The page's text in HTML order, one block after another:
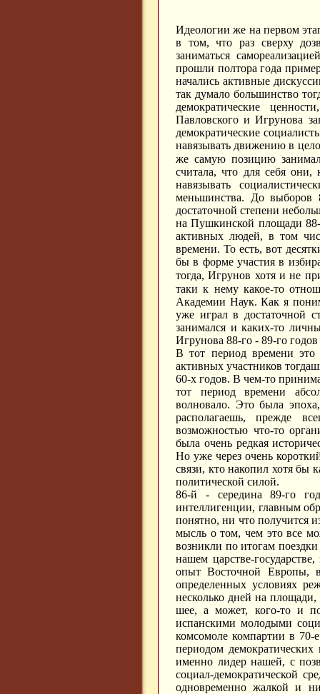
Идеологии же на первом
в том, что раз сверху
заниматься
прошли полтора года
начались активные
так думало большинство
демократические
Павловского и Игрунова
демократические
навязывать движению в
же самую позицию
считала, что для себя
навязывать
меньшинства. До выборов
достаточной степени
на Пушкинской площади 88-
активных людей, в том
времени. То есть, вот
бы в форме участия в
тогда, Игрунов хотя и не
таки к нему какое-то
Академии Наук. Как я
уже играл в достаточной
занимался и каких-то
Игрунова 88-го - 89-го
В тот период времени
активных участников
60-х годов. В чем-то
тот период времени
волновало. Это была
располагаешь, прежде
возможностью что-то
была очень редкая
Но уже через очень
связи, кто накопил хотя бы
политической силой.
86-й - середина 89-го
интеллигенции, главным
понятно, ни что получится
мысль о том, чем это все
возникли по итогам
нашем царстве-
опыт Восточной Европы,
определенных условиях
несколько дней на
шее, а может, кого-то и
испанскими молодыми
комсомоле компартии в
периодом
именно лидер нашей, с
социал-демократической
одновременно жалкой и